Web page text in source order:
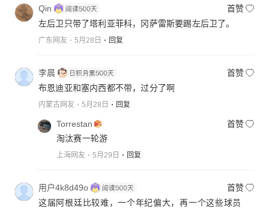
Qin
首赞
左后卫只带了塔利亚菲科，冈萨雷斯要踢左后卫了。
广东网友 5月28日 回复
李晨
首赞
布恩迪亚和塞内西都不带，过分了啊
内蒙古网友 5月28日 回复
Torrestan
首赞
淘汰赛一轮游
上海网友 5月29日 回复
用户4k8d49o
首赞
这届阿根廷比较难，一个年纪偏大，再一个这些球员